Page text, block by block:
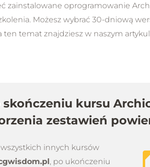
zainstalowane oprogramowanie
Możesz wybrać 30-dniową
ten temat znajdziesz w naszym
kursu
zestawień
innych kursów
, po ukończeniu